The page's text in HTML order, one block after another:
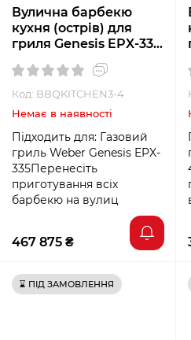
Вулична барбекю
кухня (острів) для
гриля Genesis EPX-335
Weber BBQ Kitchen
Gas 431
Код: BBQKITCHEN3-4
Немає в наявності
Підходить для: Газовий
гриль Weber Genesis EPX-
335Перенесіть
приготування всіх
барбекю на вулиц
467 875 ₴
⌛ ПІД ЗАМОВЛЕННЯ